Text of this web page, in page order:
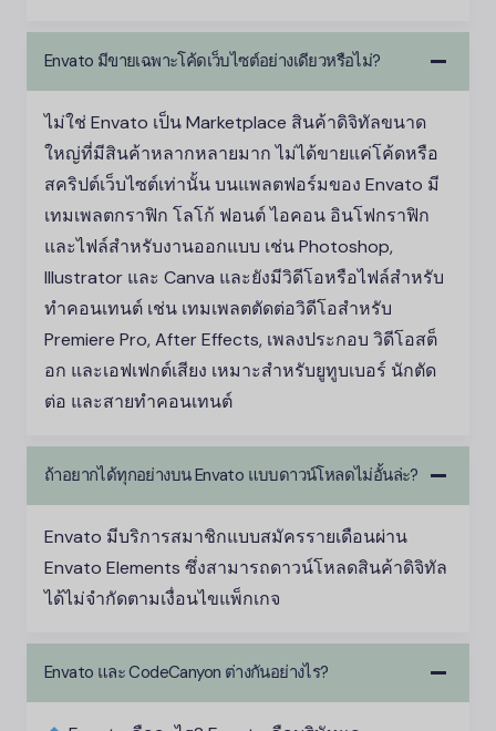
Envato มีขายเฉพาะโค้ดเว็บไซต์อย่างเดียวหรือไม่?
ไม่ใช่ Envato เป็น Marketplace สินค้าดิจิทัลขนาด
ใหญ่ที่มีสินค้าหลากหลายมาก ไม่ได้ขายแค่โค้ดหรือ
สคริปต์เว็บไซต์เท่านั้น บนแพลตฟอร์มของ Envato มี
เทมเพลตกราฟิก โลโก้ ฟอนต์ ไอคอน อินโฟกราฟิก
และไฟล์สำหรับงานออกแบบ เช่น Photoshop,
Illustrator และ Canva และยังมีวิดีโอหรือไฟล์สำหรับ
ทำคอนเทนต์ เช่น เทมเพลตตัดต่อวิดีโอสำหรับ
Premiere Pro, After Effects, เพลงประกอบ วิดีโอสต็
อก และเอฟเฟกต์เสียง เหมาะสำหรับยูทูบเบอร์ นักตัด
ต่อ และสายทำคอนเทนต์
ถ้าอยากได้ทุกอย่างบน Envato แบบดาวน์โหลดไม่อั้นล่ะ?
Envato มีบริการสมาชิกแบบสมัครรายเดือนผ่าน
Envato Elements ซึ่งสามารถดาวน์โหลดสินค้าดิจิทัล
ได้ไม่จำกัดตามเงื่อนไขแพ็กเกจ
Envato และ CodeCanyon ต่างกันอย่างไร?